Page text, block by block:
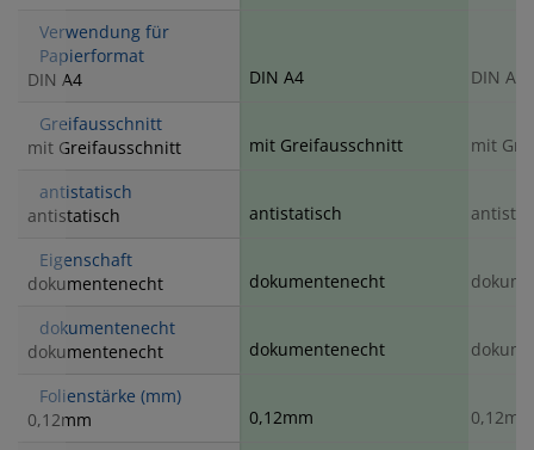
Verwendung für
Papierformat
DIN A4
DIN A4 DIN A4
Greifausschnitt
mit Greifausschnitt
mit Greifausschnitt mit
antistatisch
antistatisch
antistatisch
Eigenschaft
dokumentenecht
dokumentenecht
dokumentenecht
dokumentenecht
dokumentenecht
Folienstärke (mm)
0,12mm
0,12mm 0,12mm